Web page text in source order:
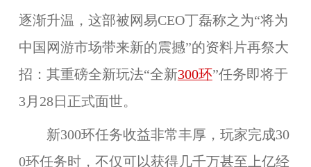
逐渐升温，这部被网易CEO丁磊称之为“将为
中国网游市场带来新的震撼”的资料片再祭大
招：其重磅全新玩法“全新300环”任务即将于
3月28日正式面世。
新300环任务收益非常丰厚，玩家完成30
0环任务时，不仅可以获得几千万甚至上亿经